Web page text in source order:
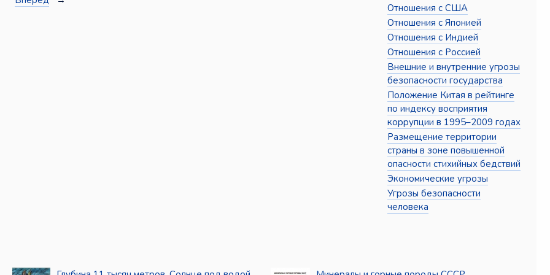
Отношения с США
Отношения с Японией
Отношения с Индией
Отношения с Россией
Внешние и внутренние угрозы
безопасности государства
Положение Китая в рейтинге
по индексу восприятия
коррупции в 1995–2009 годах
Размещение территории
страны в зоне повышенной
опасности стихийных бедствий
Экономические угрозы
Угрозы безопасности
человека